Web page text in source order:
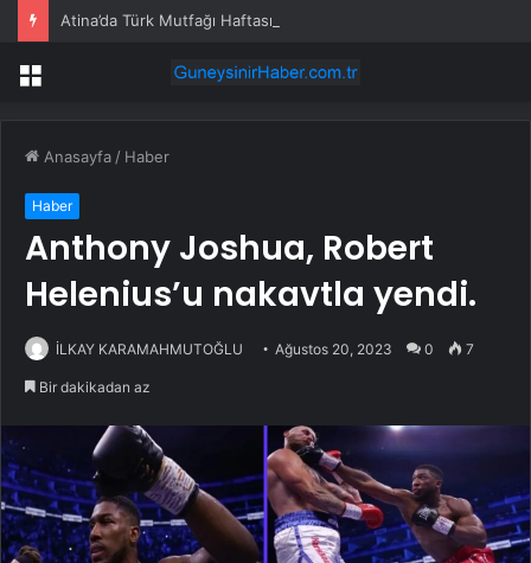
Atina’da Türk Mutfağı Haftası: Sofrada Miras
Menü
Anasayfa / Haber
Haber
Anthony Joshua, Robert
Helenius’u nakavtla yendi.
İLKAY KARAMAHMUTOĞLU Ağustos 20, 2023 0 7
Bir dakikadan az